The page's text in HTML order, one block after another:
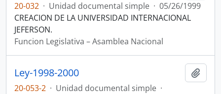
20-032 · Unidad documental simple · 05/26/1999
CREACION DE LA UNIVERSIDAD INTERNACIONAL
JEFERSON.
Funcion Legislativa – Asamblea Nacional
Ley-1998-2000
20-053-2 · Unidad documental simple ·